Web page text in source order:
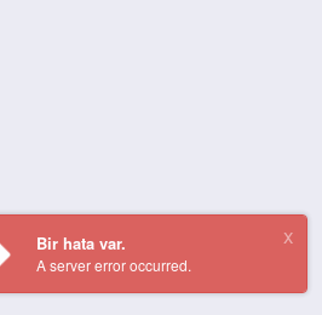
Bir hata var.
A server error occurred.